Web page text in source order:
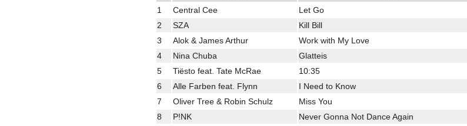
1
Central Cee Let Go
2
SZA Kill Bill
3
Alok & James Arthur Work with My Love
4
Nina Chuba Glatteis
5
Tiësto feat. Tate McRae 10:35
6
Alle Farben feat. Flynn I Need to Know
7
Oliver Tree & Robin Schulz Miss You
8
P!NK Never Gonna Not Dance Again